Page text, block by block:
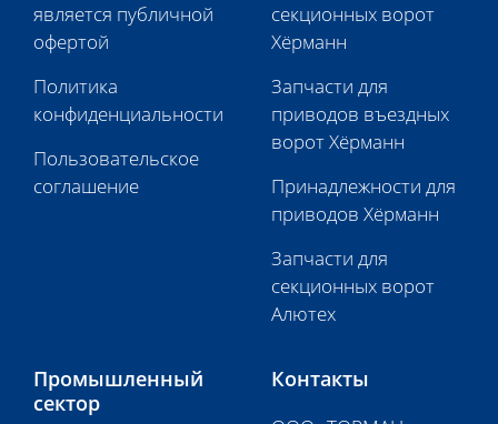
является публичной
офертой
Политика
конфиденциальности
Пользовательское
соглашение
секционных ворот
Хёрманн
Запчасти для
приводов въездных
ворот Хёрманн
Принадлежности для
приводов Хёрманн
Запчасти для
секционных ворот
Алютех
Промышленный
сектор
Контакты